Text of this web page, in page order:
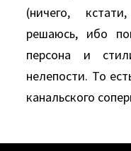
(ничего,
решаюсь, ибо
персона и
нелепости. То
канальского